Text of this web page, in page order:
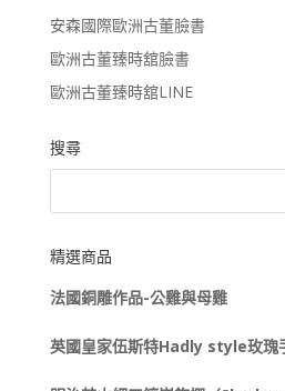
安森國際歐洲古董臉書
歐洲古董臻時舘臉書
歐洲古董臻時舘LINE
搜尋
精選商品
法國銅雕作品-公雞與母雞
英國皇家伍斯特Hadly style玫瑰